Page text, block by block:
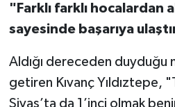
"Farklı farklı hocalardan
sayesinde başarıya
Aldığı dereceden duyduğu
getiren Kıvanç Yıldıztepe,
Sivas’ta da 1’inci olmak